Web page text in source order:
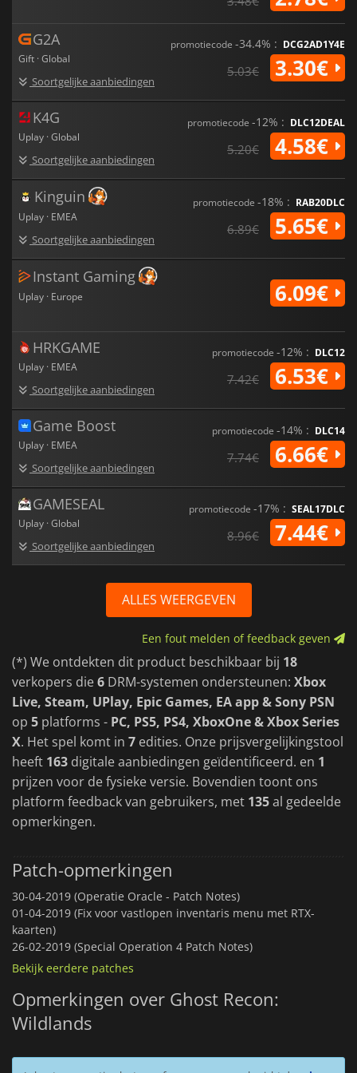
G2A
Gift · Global
Soortgelijke aanbiedingen
promotiecode -34.4% : DCG2AD1Y4E
5.03€ 3.30€
K4G
Uplay · Global
Soortgelijke aanbiedingen
promotiecode -12% : DLC12DEAL
5.20€ 4.58€
Kinguin
Uplay · EMEA
Soortgelijke aanbiedingen
promotiecode -18% : RAB20DLC
6.89€ 5.65€
Instant Gaming
Uplay · Europe 6.09€
HRKGAME
Uplay · EMEA
Soortgelijke aanbiedingen
promotiecode -12% : DLC12
7.42€ 6.53€
Game Boost
Uplay · EMEA
Soortgelijke aanbiedingen
promotiecode -14% : DLC14
7.74€ 6.66€
GAMESEAL
Uplay · Global
Soortgelijke aanbiedingen
promotiecode -17% : SEAL17DLC
8.96€ 7.44€
ALLES WEERGEVEN
Een fout melden of feedback geven
(*) We ontdekten dit product beschikbaar bij 18
verkopers die6 DRM-systemen ondersteunen: Xbox
Live, Steam, UPlay, Epic Games, EA app & Sony PSN
op 5 platforms - PC, PS5, PS4, XboxOne & Xbox Series
X. Het spel komt in 7 edities. Onze prijsvergelijkingstool
heeft 163 digitale aanbiedingen geïdentificeerd. en 1
prijzen voor de fysieke versie. Bovendien toont ons
platform feedback van gebruikers, met 135al gedeelde
opmerkingen.
Patch-opmerkingen
30-04-2019 (Operatie Oracle - Patch Notes)
01-04-2019 (Fix voor vastlopen inventaris menu met RTX-
kaarten)
26-02-2019 (Special Operation 4 Patch Notes)
Bekijk eerdere patches
Opmerkingen over Ghost Recon:
Wildlands